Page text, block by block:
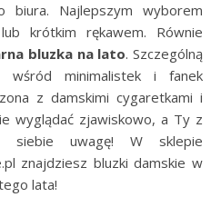
Najlepszym wyborem
krótkim rękawem. Równie
bluzka na lato. Szczególną
wśród minimalistek i fanek
z damskimi cygaretkami i
wyglądać zjawiskowo, a Ty z
siebie uwagę! W sklepie
znajdziesz bluzki damskie w
lata!